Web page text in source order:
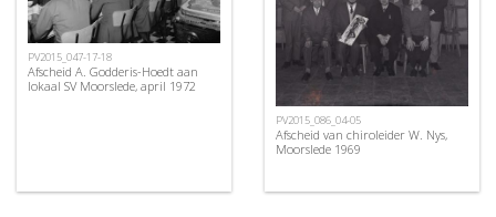
PV2015_047-17-18
Afscheid A. Godderis-Hoedt aan
lokaal SV Moorslede, april 1972
PV2015_086_04-05
Afscheid van chiroleider W. Nys,
Moorslede 1969